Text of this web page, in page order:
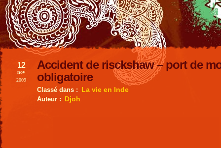
Accident de risckshaw – port de
obligatoire
12
nov
2009
Classé dans : La vie en Inde
Auteur : Djoh